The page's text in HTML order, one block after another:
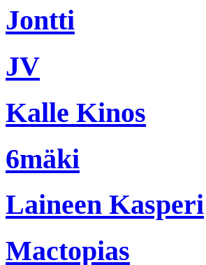
Jontti
JV
Kalle Kinos
6mäki
Laineen Kasperi
Mactopias